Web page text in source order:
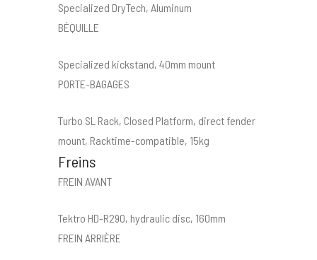
Specialized DryTech, Aluminum
BÉQUILLE
Specialized kickstand, 40mm mount
PORTE-BAGAGES
Turbo SL Rack, Closed Platform, direct fender
mount, Racktime-compatible, 15kg
Freins
FREIN AVANT
Tektro HD-R290, hydraulic disc, 160mm
FREIN ARRIÈRE